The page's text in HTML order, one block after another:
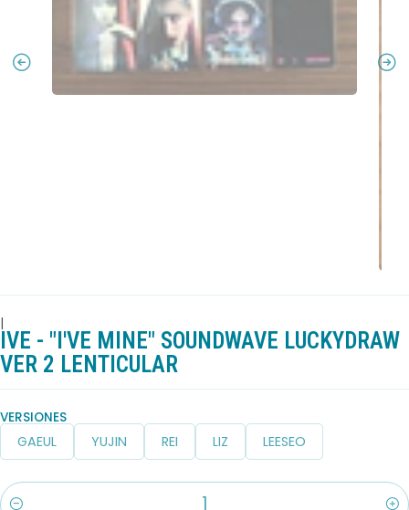
IVE - "I'VE MINE" SOUNDWAVE LUCKYDRAW
VER 2 LENTICULAR
VERSIONES
GAEUL YUJIN REI LIZ LEESEO